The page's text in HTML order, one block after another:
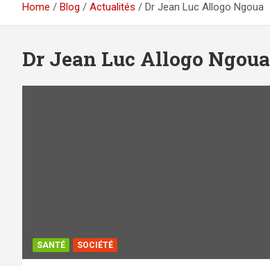
Home Blog Actualités Dr Jean Luc Allogo Ngoua
Dr Jean Luc Allogo Ngoua
SANTÉ SOCIÉTÉ